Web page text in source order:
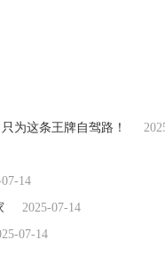
为这条王牌自驾路！
14
2025-07-14
07-14